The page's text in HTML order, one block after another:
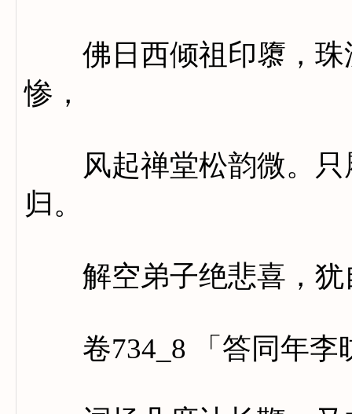
佛日西倾祖印隳，珠
惨，
风起禅堂松韵微。只
归。
解空弟子绝悲喜，犹
卷734_8 「答同年李